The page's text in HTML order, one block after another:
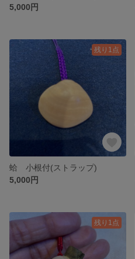
5,000円
残り1点
蛤 小根付(ストラップ)
5,000円
残り1点